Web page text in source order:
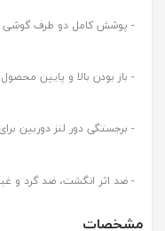
- پوشش کامل دو طرف گوشی
- باز بودن بالا و پایین
- برجستگی دور لنز دوربین
- ضد اثر انگشت، ضد گرد و
مشخصات